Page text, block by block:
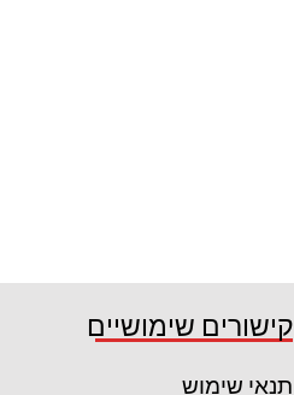
קישורים שימושיים
תנאי שימוש